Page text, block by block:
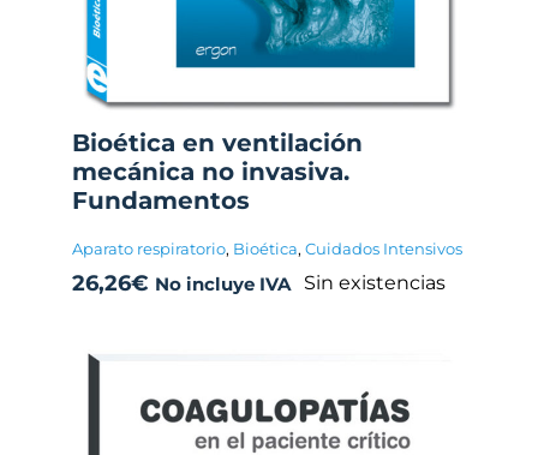
Bioética en ventilación
mecánica no invasiva.
Fundamentos
Aparato respiratorio, Bioética, Cuidados Intensivos
26,26€ No incluye IVA Sin existencias